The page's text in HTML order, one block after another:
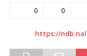
0
0
https://